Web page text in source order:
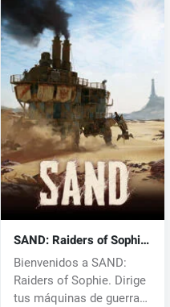
SAND: Raiders of Sophie
(PC) key
Bienvenidos a SAND:
Raiders of Sophie. Dirige
tus máquinas de guerra